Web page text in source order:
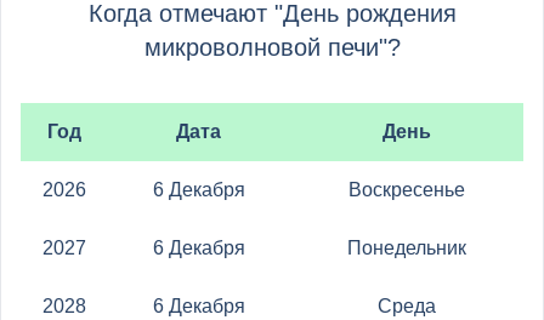
Когда отмечают "День рождения
микроволновой печи"?
Год Дата День
2026 6 Декабря Воскресенье
2027 6 Декабря Понедельник
2028 6 Декабря Среда